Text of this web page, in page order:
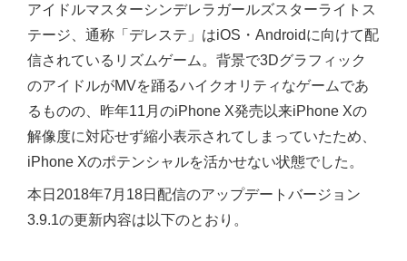
アイドルマスターシンデレラガールズスターライトス
テージ、通称「デレステ」はiOS・Androidに向けて配
信されているリズムゲーム。背景で3Dグラフィック
のアイドルがMVを踊るハイクオリティなゲームであ
るものの、昨年11月のiPhone X発売以来iPhone Xの
解像度に対応せず縮小表示されてしまっていたため、
iPhone Xのポテンシャルを活かせない状態でした。
本日2018年7月18日配信のアップデートバージョン
3.9.1の更新内容は以下のとおり。